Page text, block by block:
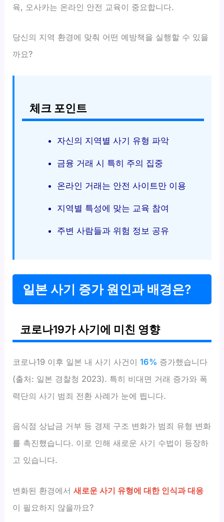
육, 오사카는 온라인 안전 교육이 중요합니다.
당신의 지역 환경에 맞춰 어떤 예방책을 실행할 수 있을
까요?
체크 포인트
자신의 지역별 사기 유형 파악
금융 거래 시 특히 주의 집중
온라인 거래는 안전 사이트만 이용
지역별 특성에 맞는 교육 참여
주변 사람들과 위험 정보 공유
일본 사기 증가 원인과 배경은?
코로나19가 사기에 미친 영향
코로나19 이후 일본 내 사기 사건이16% 증가했습니다
(출처: 일본 경찰청 2023). 특히 비대면 거래 증가와 폭
력단의 사기 범죄 전환 사례가 눈에 띕니다.
음식점 상납금 거부 등 경제 구조 변화가 범죄 유형 변화
를 촉진했습니다. 이로 인해 새로운 사기 수법이 등장하
고 있습니다.
변화된 환경에서새로운 사기 유형에 대한 인식과 대응
이 필요하지 않을까요?